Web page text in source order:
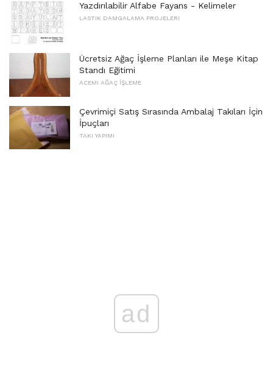
Yazdırılabilir Alfabe Fayans - Kelimeler
LASTIK DAMGALAMA PROJELERI
Ücretsiz Ağaç İşleme Planları ile Meşe Kitap
Standı Eğitimi
ACEMI AĞAÇ İŞLEME
Çevrimiçi Satış Sırasında Ambalaj Takıları İçin
İpuçları
TAKI YAPIMI
ad